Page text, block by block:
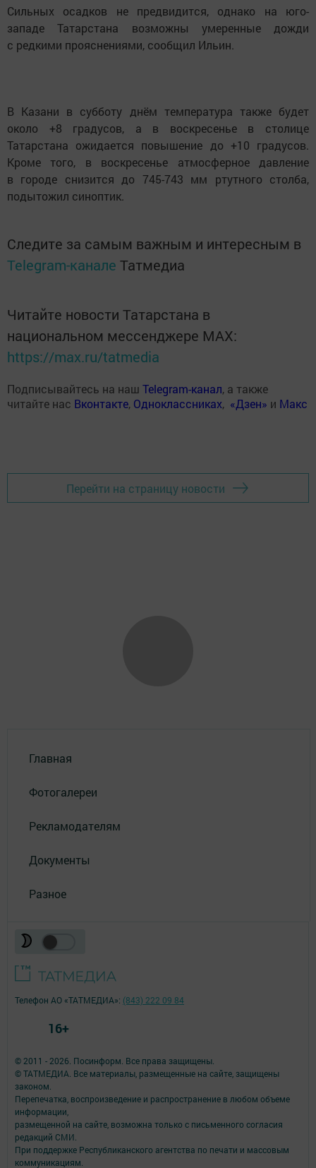
Сильных осадков не предвидится, однако на юго-
западе Татарстана возможны умеренные дожди
с редкими прояснениями, сообщил Ильин.
В Казани в субботу днём температура также будет
около +8 градусов, а в воскресенье в столице
Татарстана ожидается повышение до +10 градусов.
Кроме того, в воскресенье атмосферное давление
в городе снизится до 745-743 мм ртутного столба,
подытожил синоптик.
Следите за самым важным и интересным в
Telegram-канале Татмедиа
Читайте новости Татарстана в
национальном мессенджере MАХ:
https://max.ru/tatmedia
Подписывайтесь на наш Telegram-канал, а также
читайте нас Вконтакте, Одноклассниках, «Дзен» и Макс
Перейти на страницу новости
Главная
Фотогалереи
Рекламодателям
Документы
Разное
© 2011 - 2026. Посинформ. Все права защищены.
© ТАТМЕДИА. Все материалы, размещенные на сайте, защищены
законом.
Перепечатка, воспроизведение и распространение в любом объеме
информации,
размещенной на сайте, возможна только с письменного согласия
редакций СМИ.
При поддержке Республиканского агентства по печати и массовым
коммуникациям.
Телефон АО «ТАТМЕДИА»: (843) 222 09 84
16+